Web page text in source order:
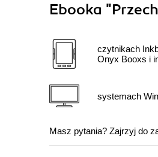
Ebooka
czytnikach
Onyx Booxs i
systemach
Masz pytania? Zajrzyj do